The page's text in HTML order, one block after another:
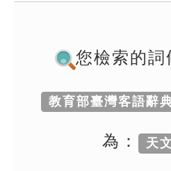
您檢索的詞
教育部臺灣客語辭
為： 天